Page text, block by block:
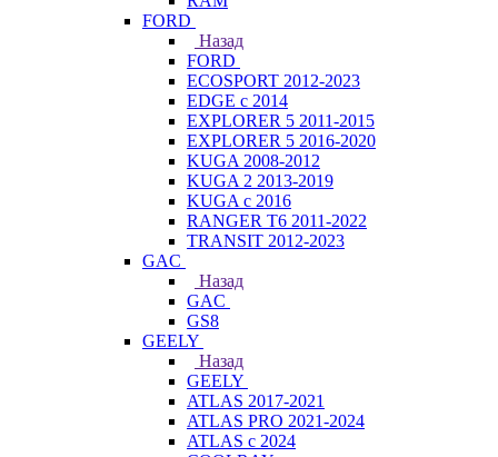
FORD
Назад
FORD
ECOSPORT 2012-2023
EDGE c 2014
EXPLORER 5 2011-2015
EXPLORER 5 2016-2020
KUGA 2008-2012
KUGA 2 2013-2019
KUGA с 2016
RANGER T6 2011-2022
TRANSIT 2012-2023
GAC
Назад
GAC
GS8
GEELY
Назад
GEELY
ATLAS 2017-2021
ATLAS PRO 2021-2024
ATLAS с 2024